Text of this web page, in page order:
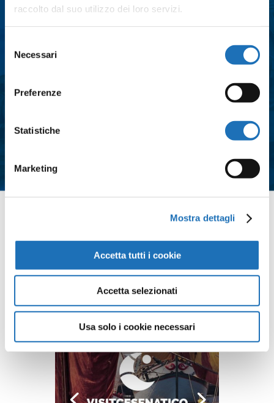
raccolto dal suo utilizzo dei loro servizi.
delNecessari
Preferenze
Statistiche
Marketing
Mostra dettagli
Accetta tutti i cookie
Accetta selezionati
Usa solo i cookie necessari
Messaggio *
Consenso
personali e all'iscrizione alla
*